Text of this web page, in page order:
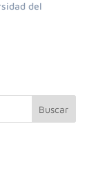
del
Buscar